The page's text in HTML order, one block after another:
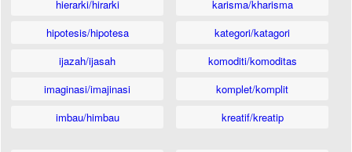
hierarki/hirarki
hipotesis/hipotesa
ijazah/ijasah
imaginasi/imajinasi
imbau/himbau
karisma/kharisma
kategori/katagori
komoditi/komoditas
komplet/komplit
kreatif/kreatip